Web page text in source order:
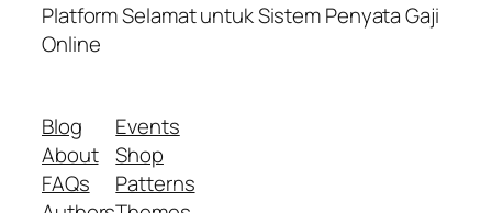
Platform Selamat untuk Sistem Penyata Gaji
Online
Blog
About
FAQs
Events
Shop
Patterns